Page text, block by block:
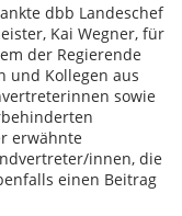
dbb Landeschef
Kai Wegner, für
der Regierende
und Kollegen aus
sowie
erwähnte
innen, die
einen Beitrag